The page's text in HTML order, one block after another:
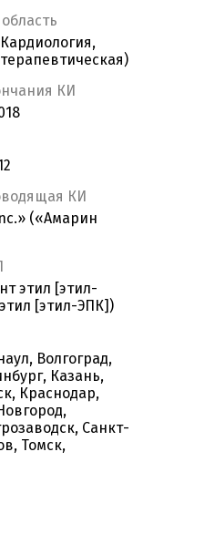
КИ
КИ
(«Амарин
этил [этил-
[этил-ЭПК])
Волгоград,
Казань,
Краснодар,
Санкт-
Томск,